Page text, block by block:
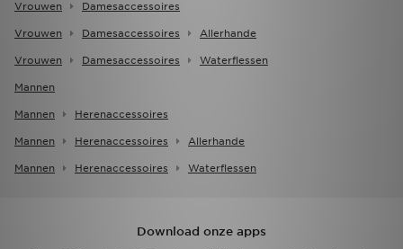
Vrouwen Damesaccessoires
Vrouwen Damesaccessoires Allerhande
Vrouwen Damesaccessoires Waterflessen
Mannen
Mannen Herenaccessoires
Mannen Herenaccessoires Allerhande
Mannen Herenaccessoires Waterflessen
Download onze apps